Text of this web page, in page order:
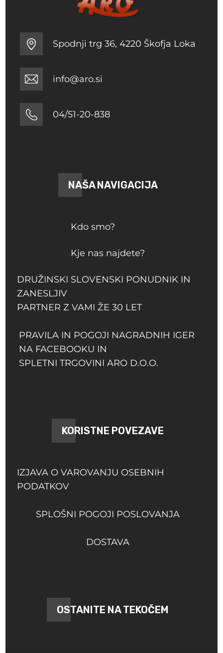
Spodnji trg 36, 4220 Škofja Loka
info@aro.si
04/51-20-838
NAŠA NAVIGACIJA
Kdo smo?
Kje nas najdete?
DRUŽINSKI SLOVENSKI PONUDNIK IN
ZANESLJIV
PARTNER Z VAMI ŽE 30 LET
PRAVILA IN POGOJI NAGRADNIH IGER
NA FACEBOOKU IN
SPLETNI TRGOVINI ARO D.O.O.
KORISTNE POVEZAVE
IZJAVA O VAROVANJU OSEBNIH
PODATKOV
SPLOŠNI POGOJI POSLOVANJA
DOSTAVA
OSTANITE NA TEKOČEM